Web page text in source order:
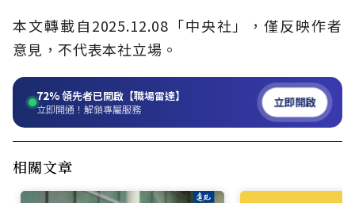
本文轉載自2025.12.08「中央社」，僅反映作者
意見，不代表本社立場。
72%領先者已開啟【職場雷達】
立即開通！解鎖專屬服務 立即開啟
相關文章